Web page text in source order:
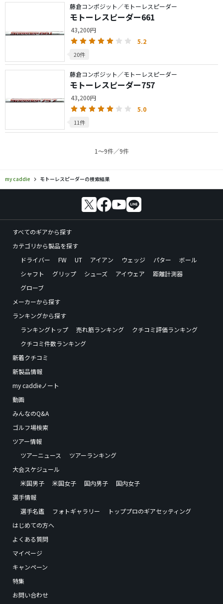
藤倉コンポジット／モトーレスピーダー
モトーレスピーダー661
43,200円
5.2
20件
藤倉コンポジット／モトーレスピーダー
モトーレスピーダー757
43,200円
5.0
11件
1〜9件／9件
my caddie モトーレスピーダーの検索結果
すべてのギアから探す
カテゴリから製品を探す
ドライバー
FW UT アイアン ウェッジ パター
ボール
シャフト
グリップ シューズ アイウェア
距離計測器
グローブ
メーカーから探す
ランキングから探す
ランキングトップ
売れ筋ランキング
クチコミ評価ランキング
クチコミ件数ランキング
新着クチコミ
新製品情報
my caddieノート
動画
みんなのQ&A
ゴルフ場検索
ツアー情報
ツアーニュース
ツアーランキング
大会スケジュール
米国男子
米国女子 国内男子
国内女子
選手情報
選手名鑑
フォトギャラリー
トッププロのギアセッティング
はじめての方へ
よくある質問
マイページ
キャンペーン
特集
お問い合わせ